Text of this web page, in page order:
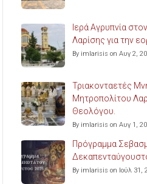
Ιερά Αγρυπνία
Λαρίσης για την
By imlarisis on Αυγ 2,
Τριακονταετές
Μητροπολίτου
Θεολόγου.
By imlarisis on Αυγ 1,
Πρόγραμμα
By imlarisis on Ιούλ 31,